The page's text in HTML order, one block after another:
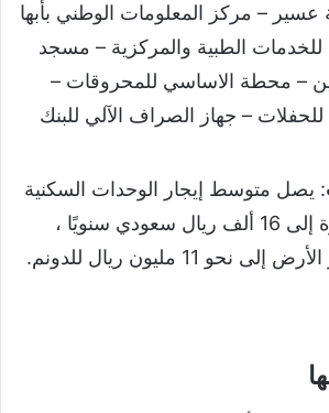
عسير – مركز المعلومات الوطني بأبها
للخدمات الطبية والمركزية – مسجد
– محطة الاساسي للمحروقات –
للحفلات – جهاز الصراف الآلي للبنك
: يصل متوسط ​​إيجار الوحدات السكنية
داخل حي الربوة إلى 16 ألف ريال سعودي سنويًا ،
11 مليون ريال للدونم.